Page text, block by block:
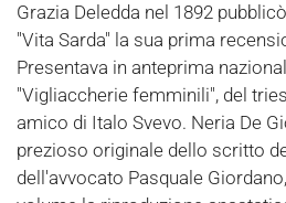
Grazia Deledda nel 1892
"Vita Sarda" la sua prima
Presentava in anteprima
"Vigliaccherie femminili", del
amico di Italo Svevo. Neria De
prezioso originale dello scritto
dell'avvocato Pasquale